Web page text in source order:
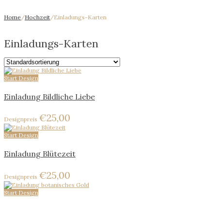
Home/Hochzeit/Einladungs-Karten
Einladungs-Karten
Start Design
Einladung Bildliche Liebe
€25,00
Start Design
Einladung Blütezeit
€25,00
Start Design